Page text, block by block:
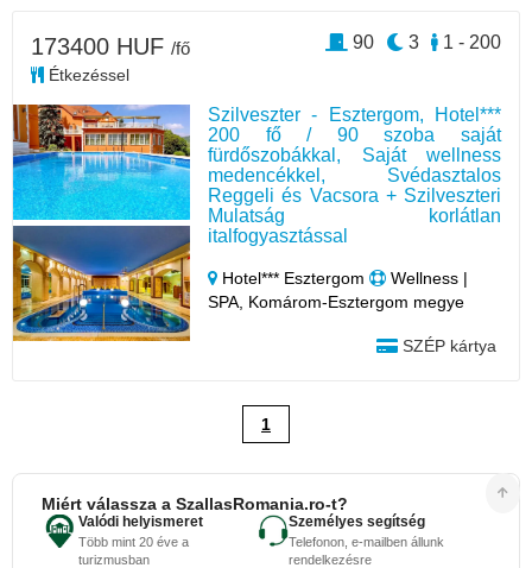
Szilveszter - Esztergom, Hotel***
200 fő / 90 szoba saját
fürdőszobákkal, Saját wellness
medencékkel, Svédasztalos
Reggeli és Vacsora + Szilveszteri
Mulatság korlátlan
italfogyasztással
Hotel*** Esztergom
Wellness |
SPA, Komárom-Esztergom megye
SZÉP kártya
173400 HUF /fő
Étkezéssel
1 - 200
3
90
1
Miért válassza a SzallasRomania.ro-t?
Valódi helyismeret
Több mint 20 éve a
turizmusban
Személyes segítség
Telefonon, e-mailben állunk
rendelkezésre